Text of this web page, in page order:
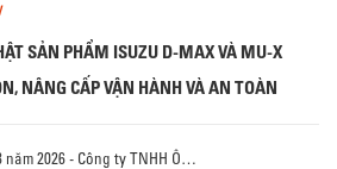
SẢN PHẨM ISUZU D-MAX VÀ MU-X
NÂNG CẤP VẬN HÀNH VÀ AN TOÀN
2026 - Công ty TNHH Ô…